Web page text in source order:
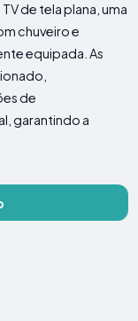
de tela plana, uma
chuveiro e
equipada. As
de
garantindo a